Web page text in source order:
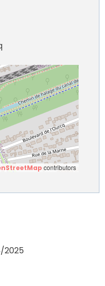
contributors
2025